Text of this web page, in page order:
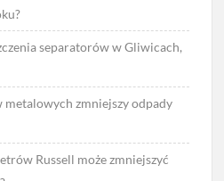
separatorów w Gliwicach,
metalowych zmniejszy odpady
Russell może zmniejszyć